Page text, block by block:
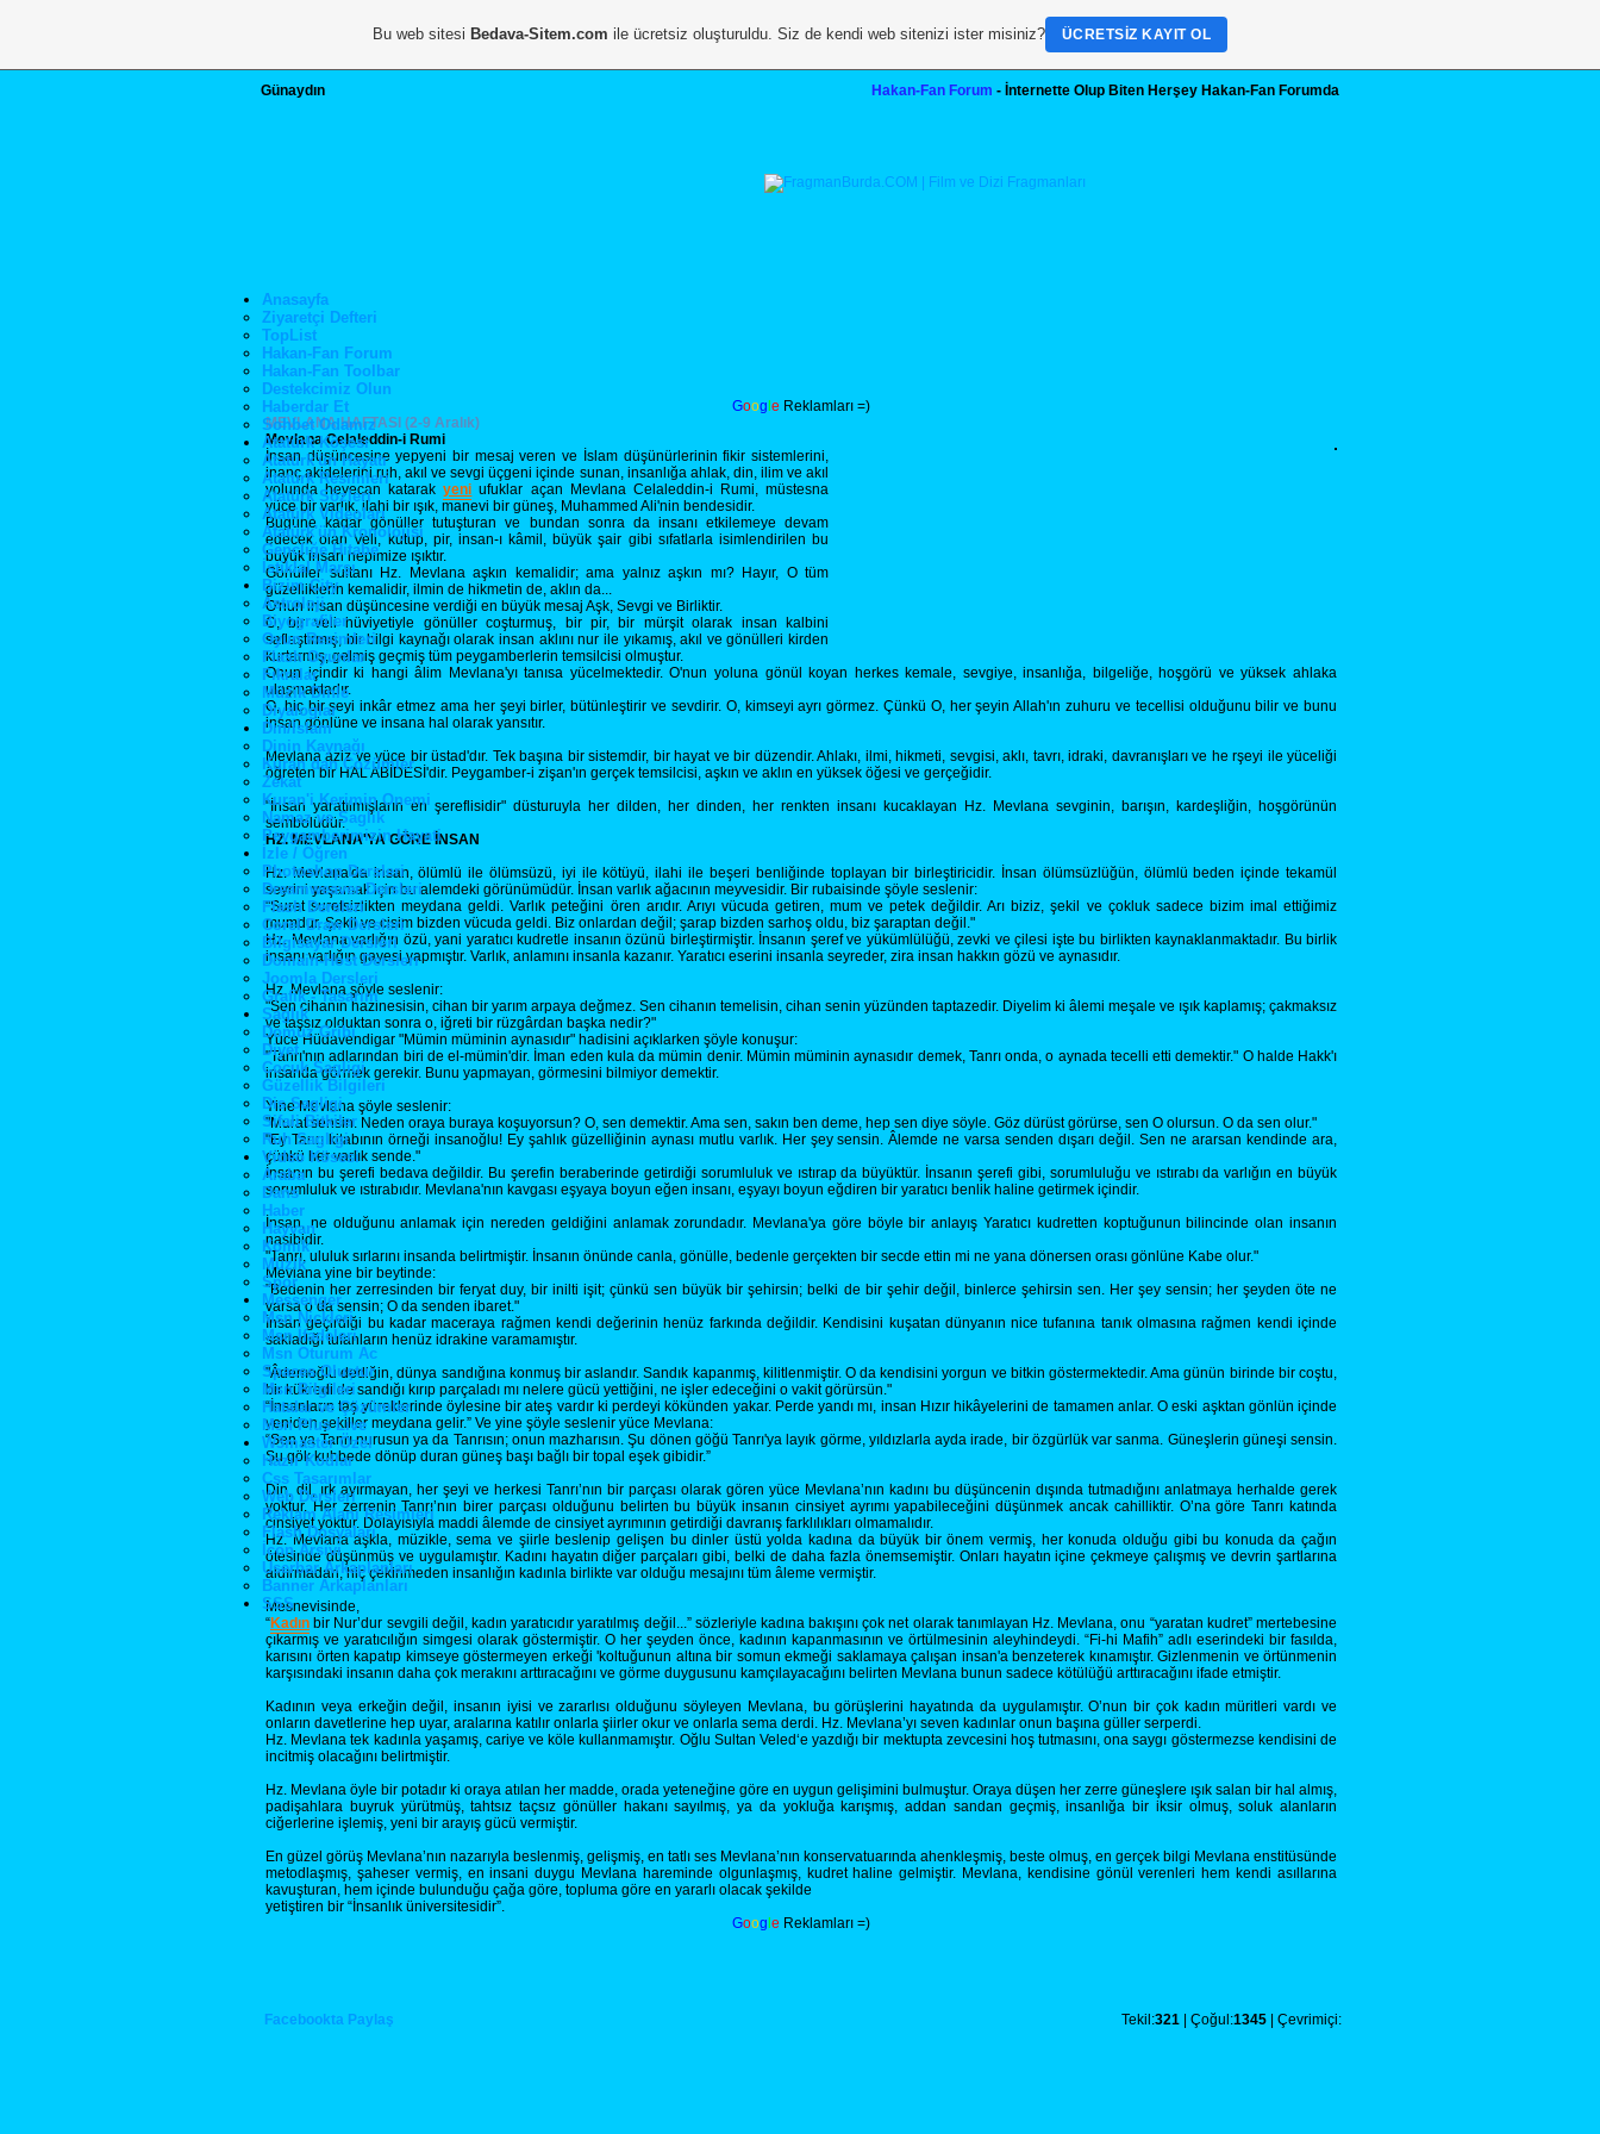
Günaydın Hakan-Fan Forum - İnternette Olup Biten Herşey Hakan-Fan Forumda
Anasayfa
Ziyaretçi Defteri
TopList
Hakan-Fan Forum
Hakan-Fan Toolbar
Destekcimiz Olun
Haberdar Et
Sohbet Odamız
Atatürk Köşesi
Atatürk'ün Hayatı
Atatürk Resimleri
Atatürk Sözleri
Atatürk Videoları
Atatürk'ün Kronolojisi
Gencliğe Hitabe
İstiklal Marşı
Bizim City
Astroloji
Biyografiler
Oyun Resimleri
Flash Oyunlar
Fıkralar
Müzik Dinle
Diyaloglar
Din/İslam
Dinin Kaynağı
Kuran dan Cozümler
Zekat
Kuran'i Kerimin Onemi
Namaz ve Saglik
Peygamberimizin Hayati
İzle / Öğren
Photoshop Dersleri
Dreamweaver Dersleri
Flash Dersleri
Corel Draw Dersleri
Bilgisayar Dersleri
Domain-Host Dersleri
Joomla Dersleri
Grafik - Tasarım
Sağlık
Domuz Gribi
Diyet
Cocuk Sagligi
Güzellik Bilgileri
Dis Sagligi
Sifali Bitkiler
Ruh Sagligi
Video Kösesi
Araba
Dans
Haber
Hayvan
Komik
Müzik
Spor
Messenger
Msn Nickleri
Msn İfadeleri
Msn Oturum Ac
Spaces Oluştur
Msn Bilgileri
Hatalar ve Çözümler
Msn Plus Live
W3master Özel
Hazır Kodlar
Css Tasarımlar
Web Dersleri
Reklam Alanı Resimleri
Flash Dosyaları
İcon Arsivi
Userbar Arkaplanları
Banner Arkaplanları
SSS
Goog e Reklamları =)
MEVLANA HAFTASI (2-9 Aralık)
Mevlana Celaleddin-i Rumi
İnsan düşüncesine yepyeni bir mesaj veren ve İslam düşünürlerinin fikir sistemlerini,
inanç akidelerini ruh, akıl ve sevgi üçgeni içinde sunan, insanlığa ahlak, din, ilim ve akıl
yolunda heyecan katarakyeni ufuklar açan Mevlana Celaleddin-i Rumi, müstesna
yüce bir varlık, ilahi bir ışık, manevi bir güneş, Muhammed Ali'nin bendesidir.
Bugüne kadar gönüller tutuşturan ve bundan sonra da insanı etkilemeye devam
edecek olan Veli, kutup, pir, insan-ı kâmil, büyük şair gibi sıfatlarla isimlendirilen bu
büyük insan hepimize ışıktır.
Gönüller sultanı Hz. Mevlana aşkın kemalidir; ama yalnız aşkın mı? Hayır, O tüm
güzelliklerin kemalidir, ilmin de hikmetin de, aklın da...
O'nun insan düşüncesine verdiği en büyük mesaj Aşk, Sevgi ve Birliktir.
O, bir veli hüviyetiyle gönüller coşturmuş, bir pir, bir mürşit olarak insan kalbini
saflaştırmış, bir bilgi kaynağı olarak insan aklını nur ile yıkamış, akıl ve gönülleri kirden
kurtarmış, gelmiş geçmiş tüm peygamberlerin temsilcisi olmuştur.
Onun içindir ki hangi âlim Mevlana'yı tanısa yücelmektedir. O'nun yoluna gönül koyan herkes kemale, sevgiye, insanlığa, bilgeliğe, hoşgörü ve yüksek ahlaka
ulaşmaktadır.
O, hiç bir şeyi inkâr etmez ama her şeyi birler, bütünleştirir ve sevdirir. O, kimseyi ayrı görmez. Çünkü O, her şeyin Allah'ın zuhuru ve tecellisi olduğunu bilir ve bunu
insan gönlüne ve insana hal olarak yansıtır.
Mevlana aziz ve yüce bir üstad'dır. Tek başına bir sistemdir, bir hayat ve bir düzendir. Ahlakı, ilmi, hikmeti, sevgisi, aklı, tavrı, idraki, davranışları ve he rşeyi ile yüceliği
öğreten bir HAL ABİDESİ'dir. Peygamber-i zişan'ın gerçek temsilcisi, aşkın ve aklın en yüksek öğesi ve gerçeğidir.
"İnsan yaratılmışların en şereflisidir" düsturuyla her dilden, her dinden, her renkten insanı kucaklayan Hz. Mevlana sevginin, barışın, kardeşliğin, hoşgörünün
sembolüdür.
HZ. MEVLANA'YA GÖRE İNSAN
Hz. Mevlana'da insan, ölümlü ile ölümsüzü, iyi ile kötüyü, ilahi ile beşeri benliğinde toplayan bir birleştiricidir. İnsan ölümsüzlüğün, ölümlü beden içinde tekamül
seyrini yaşamak için bu alemdeki görünümüdür. İnsan varlık ağacının meyvesidir. Bir rubaisinde şöyle seslenir:
"Suret suretsizlikten meydana geldi. Varlık peteğini ören arıdır. Arıyı vücuda getiren, mum ve petek değildir. Arı biziz, şekil ve çokluk sadece bizim imal ettiğimiz
mumdur. Şekil ve cisim bizden vücuda geldi. Biz onlardan değil; şarap bizden sarhoş oldu, biz şaraptan değil."
Hz. Mevlana varlığın özü, yani yaratıcı kudretle insanın özünü birleştirmiştir. İnsanın şeref ve yükümlülüğü, zevki ve çilesi işte bu birlikten kaynaklanmaktadır. Bu birlik
insanı varlığın gayesi yapmıştır. Varlık, anlamını insanla kazanır. Yaratıcı eserini insanla seyreder, zira insan hakkın gözü ve aynasıdır.
Hz. Mevlana şöyle seslenir:
"Sen cihanın hazinesisin, cihan bir yarım arpaya değmez. Sen cihanın temelisin, cihan senin yüzünden taptazedir. Diyelim ki âlemi meşale ve ışık kaplamış; çakmaksız
ve taşsız olduktan sonra o, iğreti bir rüzgârdan başka nedir?"
Yüce Hüdavendigar "Mümin müminin aynasıdır" hadisini açıklarken şöyle konuşur:
"Tanrı'nın adlarından biri de el-mümin'dir. İman eden kula da mümin denir. Mümin müminin aynasıdır demek, Tanrı onda, o aynada tecelli etti demektir." O halde Hakk'ı
insanda görmek gerekir. Bunu yapmayan, görmesini bilmiyor demektir.
Yine Mevlana şöyle seslenir:
"Murat sensin. Neden oraya buraya koşuyorsun? O, sen demektir. Ama sen, sakın ben deme, hep sen diye söyle. Göz dürüst görürse, sen O olursun. O da sen olur."
"Ey Tanrı kitabının örneği insanoğlu! Ey şahlık güzelliğinin aynası mutlu varlık. Her şey sensin. Âlemde ne varsa senden dışarı değil. Sen ne ararsan kendinde ara,
çünkü her varlık sende."
İnsanın bu şerefi bedava değildir. Bu şerefin beraberinde getirdiği sorumluluk ve ıstırap da büyüktür. İnsanın şerefi gibi, sorumluluğu ve ıstırabı da varlığın en büyük
sorumluluk ve ıstırabıdır. Mevlana'nın kavgası eşyaya boyun eğen insanı, eşyayı boyun eğdiren bir yaratıcı benlik haline getirmek içindir.
İnsan, ne olduğunu anlamak için nereden geldiğini anlamak zorundadır. Mevlana'ya göre böyle bir anlayış Yaratıcı kudretten koptuğunun bilincinde olan insanın
nasibidir.
"Tanrı, ululuk sırlarını insanda belirtmiştir. İnsanın önünde canla, gönülle, bedenle gerçekten bir secde ettin mi ne yana dönersen orası gönlüne Kabe olur."
Mevlana yine bir beytinde:
"Bedenin her zerresinden bir feryat duy, bir inilti işit; çünkü sen büyük bir şehirsin; belki de bir şehir değil, binlerce şehirsin sen. Her şey sensin; her şeyden öte ne
varsa o da sensin; O da senden ibaret."
İnsan geçirdiği bu kadar maceraya rağmen kendi değerinin henüz farkında değildir. Kendisini kuşatan dünyanın nice tufanına tanık olmasına rağmen kendi içinde
sakladığı tufanların henüz idrakine varamamıştır.
"Âdemoğlu dediğin, dünya sandığına konmuş bir aslandır. Sandık kapanmış, kilitlenmiştir. O da kendisini yorgun ve bitkin göstermektedir. Ama günün birinde bir coştu,
bir kükredi de sandığı kırıp parçaladı mı nelere gücü yettiğini, ne işler edeceğini o vakit görürsün."
“İnsanların taş yüreklerinde öylesine bir ateş vardır ki perdeyi kökünden yakar. Perde yandı mı, insan Hızır hikâyelerini de tamamen anlar. O eski aşktan gönlün içinde
yeniden şekiller meydana gelir.” Ve yine şöyle seslenir yüce Mevlana:
“Sen ya Tanrı nurusun ya da Tanrısın; onun mazharısın. Şu dönen göğü Tanrı'ya layık görme, yıldızlarla ayda irade, bir özgürlük var sanma. Güneşlerin güneşi sensin.
Şu gök kubbede dönüp duran güneş başı bağlı bir topal eşek gibidir.”
Din, dil, ırk ayırmayan, her şeyi ve herkesi Tanrı’nın bir parçası olarak gören yüce Mevlana’nın kadını bu düşüncenin dışında tutmadığını anlatmaya herhalde gerek
yoktur. Her zerrenin Tanrı’nın birer parçası olduğunu belirten bu büyük insanın cinsiyet ayrımı yapabileceğini düşünmek ancak cahilliktir. O’na göre Tanrı katında
cinsiyet yoktur. Dolayısıyla maddi âlemde de cinsiyet ayrımının getirdiği davranış farklılıkları olmamalıdır.
Hz. Mevlana aşkla, müzikle, sema ve şiirle beslenip gelişen bu dinler üstü yolda kadına da büyük bir önem vermiş, her konuda olduğu gibi bu konuda da çağın
ötesinde düşünmüş ve uygulamıştır. Kadını hayatın diğer parçaları gibi, belki de daha fazla önemsemiştir. Onları hayatın içine çekmeye çalışmış ve devrin şartlarına
aldırmadan, hiç çekinmeden insanlığın kadınla birlikte var olduğu mesajını tüm âleme vermiştir.
Mesnevisinde,
“Kadın bir Nur’dur sevgili değil, kadın yaratıcıdır yaratılmış değil...” sözleriyle kadına bakışını çok net olarak tanımlayan Hz. Mevlana, onu “yaratan kudret” mertebesine
çıkarmış ve yaratıcılığın simgesi olarak göstermiştir. O her şeyden önce, kadının kapanmasının ve örtülmesinin aleyhindeydi. “Fi-hi Mafih” adlı eserindeki bir fasılda,
karısını örten kapatıp kimseye göstermeyen erkeği 'koltuğunun altına bir somun ekmeği saklamaya çalışan insan'a benzeterek kınamıştır. Gizlenmenin ve örtünmenin
karşısındaki insanın daha çok merakını arttıracağını ve görme duygusunu kamçılayacağını belirten Mevlana bunun sadece kötülüğü arttıracağını ifade etmiştir.
Kadının veya erkeğin değil, insanın iyisi ve zararlısı olduğunu söyleyen Mevlana, bu görüşlerini hayatında da uygulamıştır. O’nun bir çok kadın müritleri vardı ve
onların davetlerine hep uyar, aralarına katılır onlarla şiirler okur ve onlarla sema derdi. Hz. Mevlana’yı seven kadınlar onun başına güller serperdi.
Hz. Mevlana tek kadınla yaşamış, cariye ve köle kullanmamıştır. Oğlu Sultan Veled‘e yazdığı bir mektupta zevcesini hoş tutmasını, ona saygı göstermezse kendisini de
incitmiş olacağını belirtmiştir.
Hz. Mevlana öyle bir potadır ki oraya atılan her madde, orada yeteneğine göre en uygun gelişimini bulmuştur. Oraya düşen her zerre güneşlere ışık salan bir hal almış,
padişahlara buyruk yürütmüş, tahtsız taçsız gönüller hakanı sayılmış, ya da yokluğa karışmış, addan sandan geçmiş, insanlığa bir iksir olmuş, soluk alanların
ciğerlerine işlemiş, yeni bir arayış gücü vermiştir.
En güzel görüş Mevlana’nın nazarıyla beslenmiş, gelişmiş, en tatlı ses Mevlana’nın konservatuarında ahenkleşmiş, beste olmuş, en gerçek bilgi Mevlana enstitüsünde
metodlaşmış, şaheser vermiş, en insani duygu Mevlana hareminde olgunlaşmış, kudret haline gelmiştir. Mevlana, kendisine gönül verenleri hem kendi asıllarına
kavuşturan, hem içinde bulunduğu çağa göre, topluma göre en yararlı olacak şekilde
yetiştiren bir “İnsanlık üniversitesidir”.
Goog e Reklamları =)
Tekil:321 | Çoğul:1345 | Çevrimiçi:
Facebookta Paylaş
Bu web sitesi Bedava-Sitem.com ile ücretsiz oluşturuldu. Siz de kendi web sitenizi ister misiniz? ÜCRETSIZ KAYIT OL